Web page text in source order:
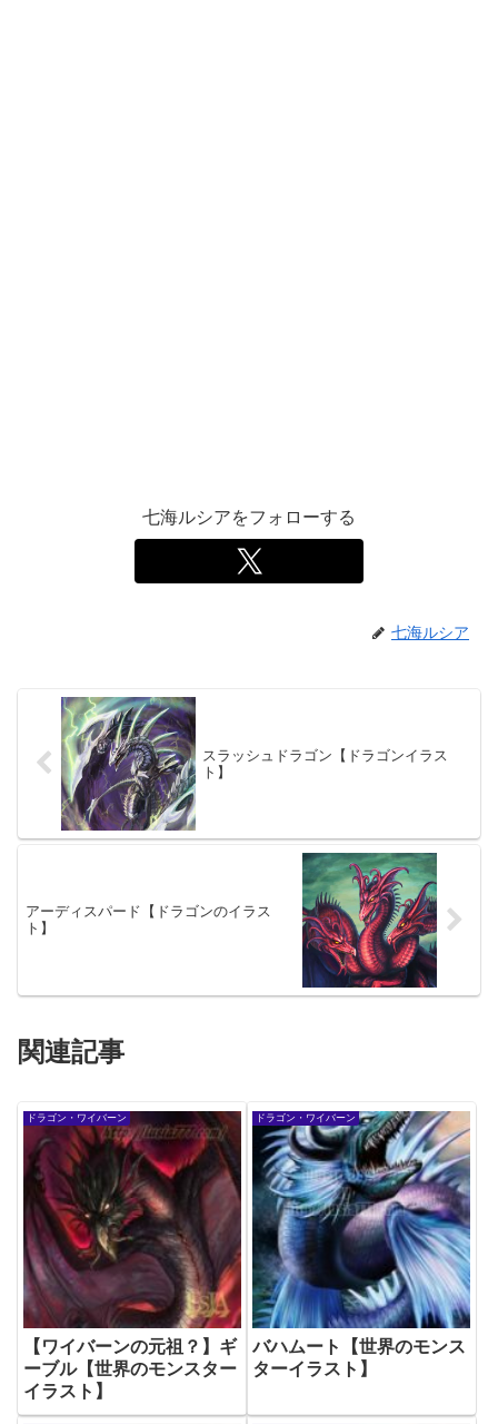
七海ルシアをフォローする
七海ルシア
スラッシュドラゴン【ドラゴンイラス
ト】
アーディスパード【ドラゴンのイラス
ト】
関連記事
ドラゴン・ワイバーン
【ワイバーンの元祖？】ギ
ーブル【世界のモンスター
イラスト】
ドラゴン・ワイバーン
バハムート【世界のモンス
ターイラスト】